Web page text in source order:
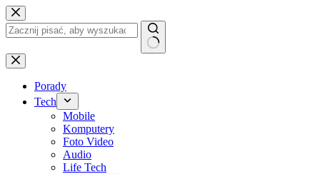
Przejdź
do
treści
Brak
wyników
Porady
Tech
Mobile
Komputery
Foto Video
Audio
Life Tech